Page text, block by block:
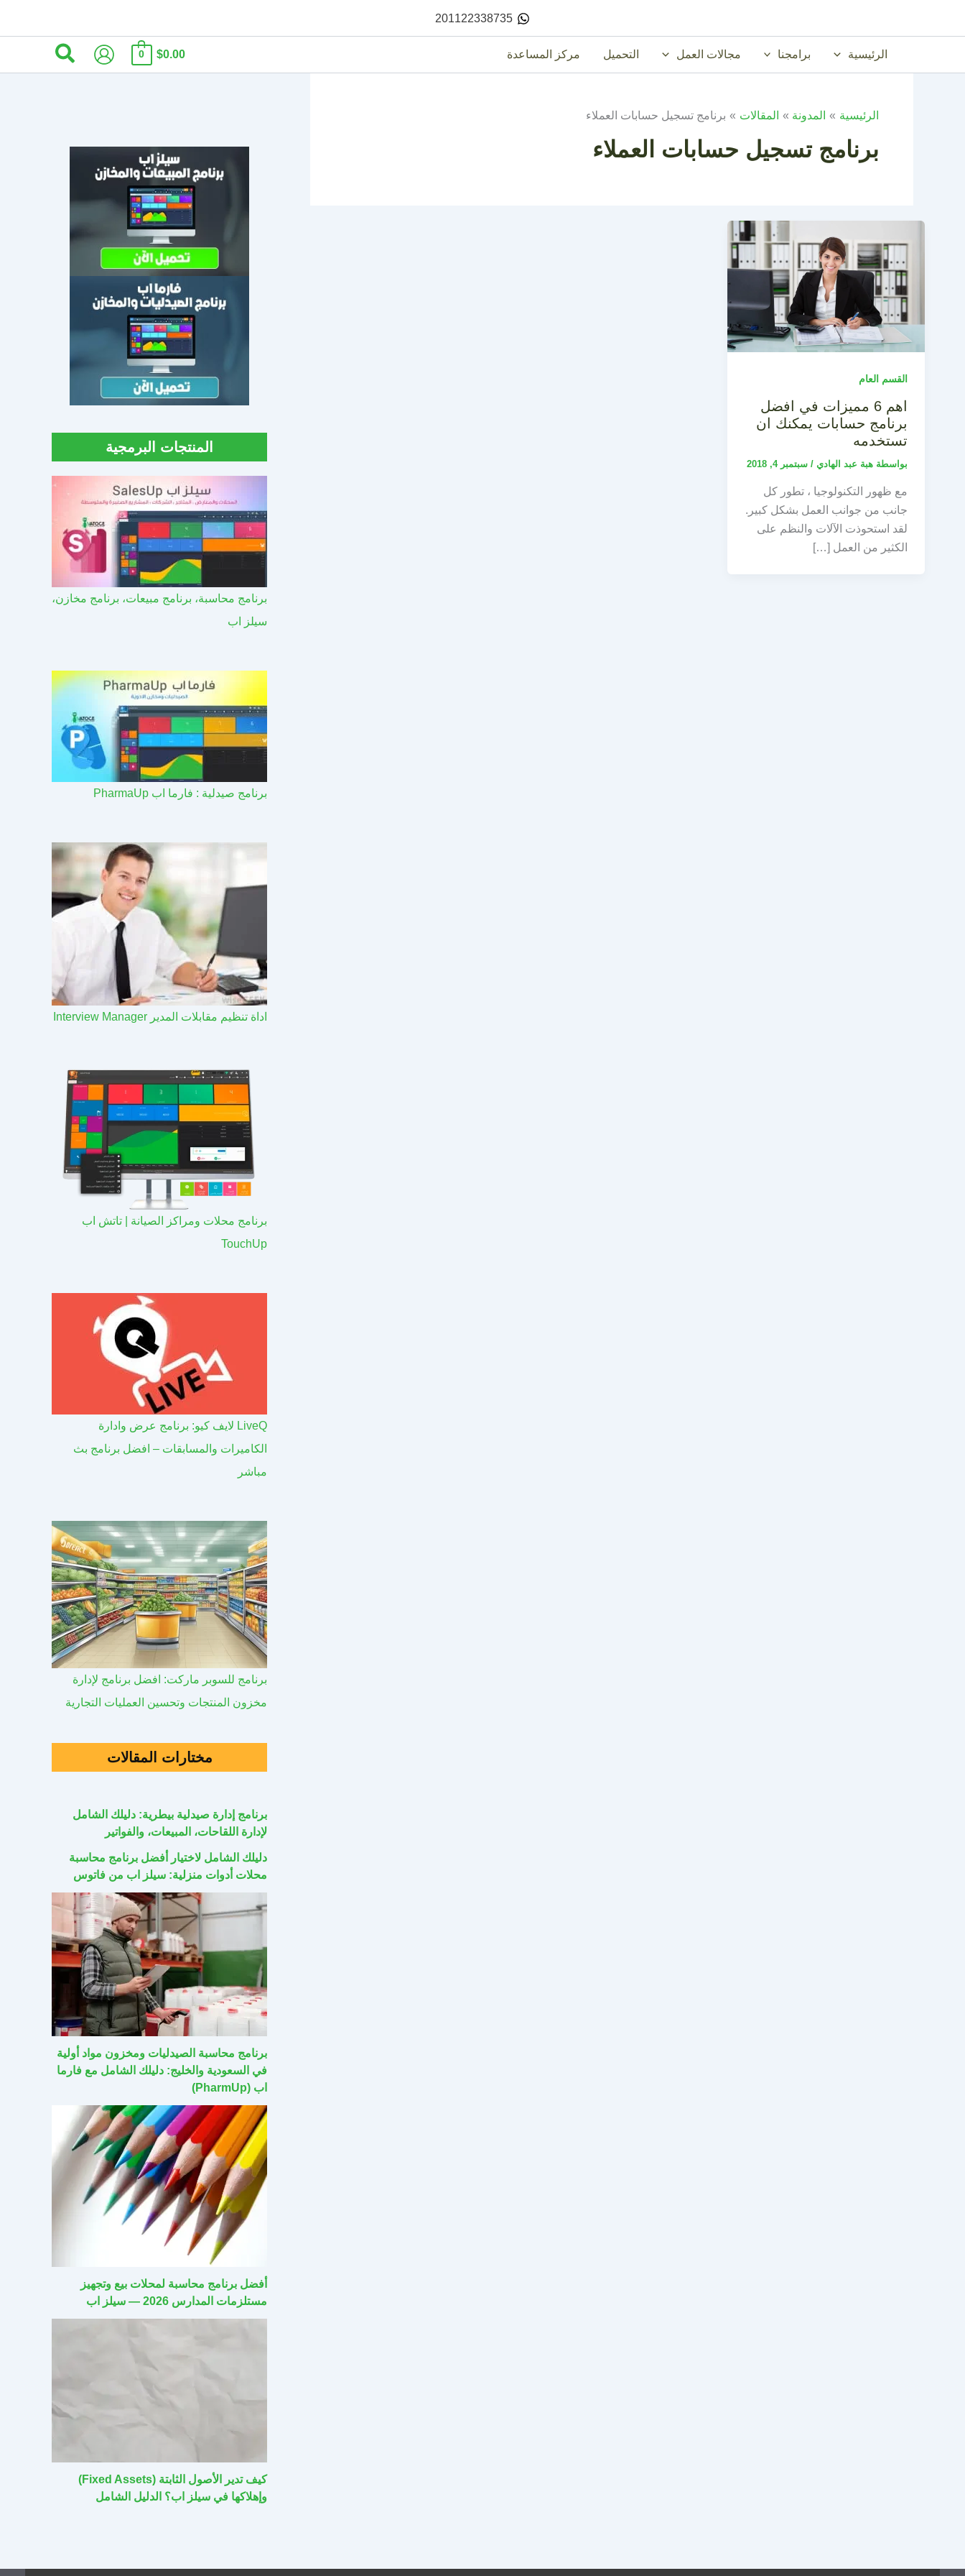
201122338735
الرئيسية برامجنا مجالات العمل التحميل مركز المساعدة $0.00
0 البحث
الرئيسية المدونة المقالات برنامج تسجيل حسابات العملاء
برنامج تسجيل حسابات العملاء
القسم العام
اهم 6 مميزات في افضل
برنامج حسابات يمكنك ان
تستخدمه
بواسطة هبة عبد الهادي / سبتمبر 4, 2018
مع ظهور التكنولوجيا ، تطور كل
جانب من جوانب العمل بشكل كبير.
لقد استحوذت الآلات والنظم على
الكثير من العمل […]
المنتجات البرمجية
برنامج محاسبة، برنامج مبيعات، برنامج مخازن،
سيلز اب
برنامج صيدلية : فارما اب PharmaUp​
اداة تنظيم مقابلات المدير Interview Manager
برنامج محلات ومراكز الصيانة | تاتش اب
TouchUp
LiveQ لايف كيو: برنامج عرض وادارة
الكاميرات والمسابقات – افضل برنامج بث
مباشر
برنامج للسوبر ماركت: افضل برنامج لإدارة
مخزون المنتجات وتحسين العمليات التجارية
مختارات المقالات
برنامج إدارة صيدلية بيطرية: دليلك الشامل
لإدارة اللقاحات، المبيعات، والفواتير
دليلك الشامل لاختيار أفضل برنامج محاسبة
محلات أدوات منزلية: سيلز اب من فاتوس
برنامج محاسبة الصيدليات ومخزون مواد أولية
في السعودية والخليج: دليلك الشامل مع فارما
اب (PharmUp)
أفضل برنامج محاسبة لمحلات بيع وتجهيز
مستلزمات المدارس 2026 — سيلز اب
كيف تدير الأصول الثابتة (Fixed Assets)
وإهلاكها في سيلز اب؟ الدليل الشامل